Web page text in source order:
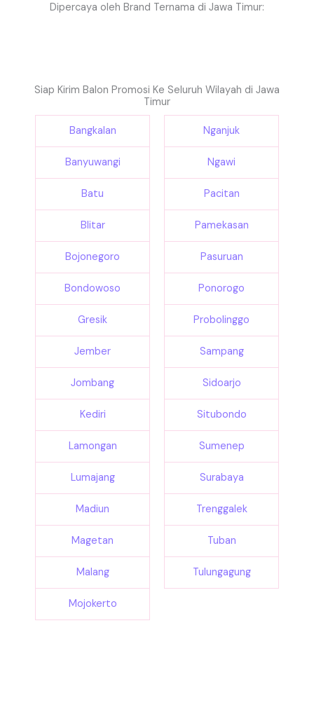
Dipercaya oleh Brand Ternama di Jawa Timur:
Siap Kirim Balon Promosi Ke Seluruh Wilayah di Jawa
Timur
Bangkalan
Banyuwangi
Batu
Blitar
Bojonegoro
Bondowoso
Gresik
Jember
Jombang
Kediri
Lamongan
Lumajang
Madiun
Magetan
Malang
Mojokerto
Nganjuk
Ngawi
Pacitan
Pamekasan
Pasuruan
Ponorogo
Probolinggo
Sampang
Sidoarjo
Situbondo
Sumenep
Surabaya
Trenggalek
Tuban
Tulungagung